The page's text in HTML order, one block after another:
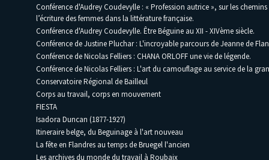
Conférence d'Audrey Coudevylle : « Profession autrice », sur les
l’écriture des femmes dans la littérature française.
Conférence d'Audrey Coudevylle. Être Béguine au XII - XIVème siècle.
Conférence de Justine Pluchar : L'incroyable parcours de Jeanne de
Conférence de Nicolas Felliers : CHANA ORLOFF une vie de légende.
Conférence de Nicolas Felliers : L'art du camouflage au service de la
Conservatoire Régional de Bailleul
Corps au travail, corps en mouvement
FIESTA
Isadora Duncan (1877-1927)
Itineraire belge, du Beguinage à l'art nouveau
La fête en Flandres au temps de Bruegel l'ancien
Les archives du monde du travail à Roubaix